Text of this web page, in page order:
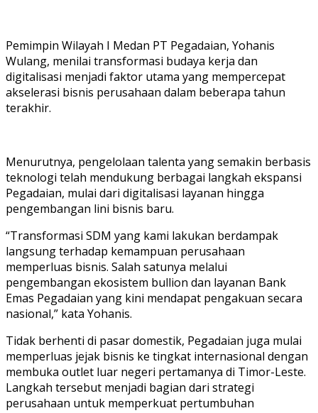
Pemimpin Wilayah I Medan PT Pegadaian, Yohanis
Wulang, menilai transformasi budaya kerja dan
digitalisasi menjadi faktor utama yang mempercepat
akselerasi bisnis perusahaan dalam beberapa tahun
terakhir.
Menurutnya, pengelolaan talenta yang semakin berbasis
teknologi telah mendukung berbagai langkah ekspansi
Pegadaian, mulai dari digitalisasi layanan hingga
pengembangan lini bisnis baru.
“Transformasi SDM yang kami lakukan berdampak
langsung terhadap kemampuan perusahaan
memperluas bisnis. Salah satunya melalui
pengembangan ekosistem bullion dan layanan Bank
Emas Pegadaian yang kini mendapat pengakuan secara
nasional,” kata Yohanis.
Tidak berhenti di pasar domestik, Pegadaian juga mulai
memperluas jejak bisnis ke tingkat internasional dengan
membuka outlet luar negeri pertamanya di Timor-Leste.
Langkah tersebut menjadi bagian dari strategi
perusahaan untuk memperkuat pertumbuhan